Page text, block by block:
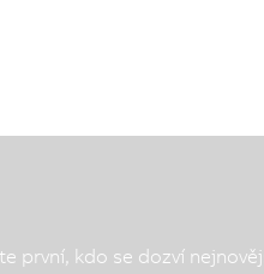
první, kdo se dozví